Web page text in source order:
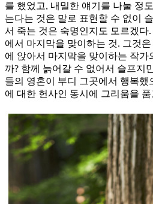
를 했었고, 내밀한 얘기를 나눌 정
는다는 것은 말로 표현할 수 없이
서 죽는 것은 숙명인지도 모르겠다
에서 마지막을 맞이하는 것. 그것
에 앉아서 마지막을 맞이하는 작가
까? 함께 늙어갈 수 없어서 슬프지
들의 영혼이 부디 그곳에서 행복했
에 대한 헌사인 동시에 그리움을 품